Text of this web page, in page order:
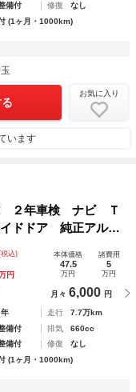
備付 修復
なし
(1ヶ月・1000km)
お気に入り
います
２年車検 ナビ Ｔ
ドドア 純正アルミ
トキー スペアキ
オートエアコン／
込)
円
本体価格
47.5
万円
諸費用
5
万円
月々 6,000 円
走行
7.7万km
備付 排気
660cc
備付 修復
なし
(1ヶ月・1000km)